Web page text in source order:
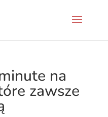
na
zawsze